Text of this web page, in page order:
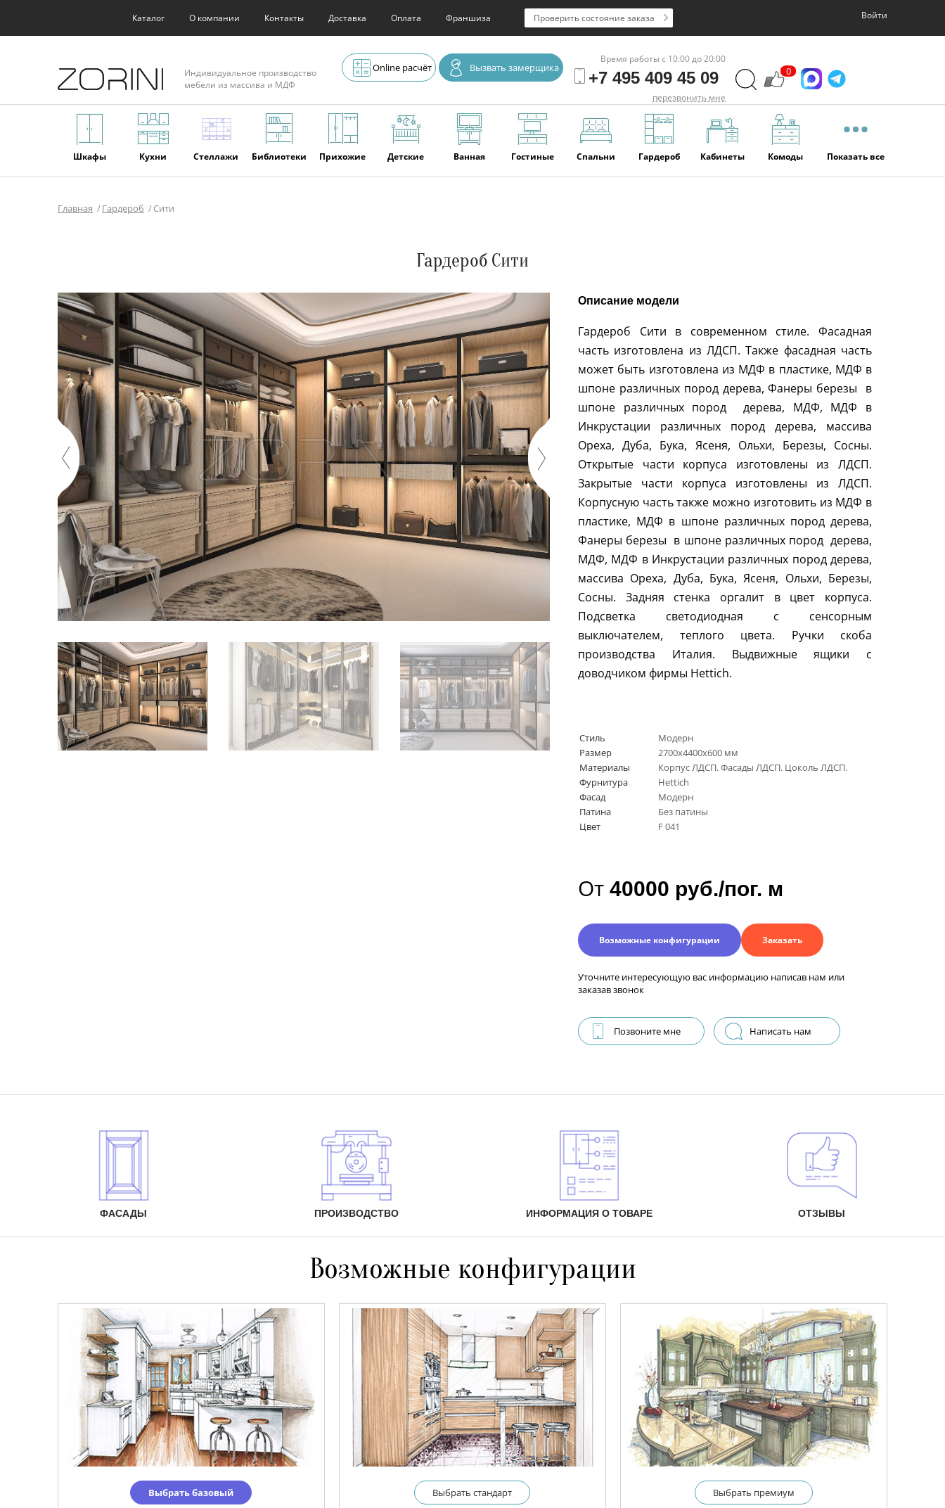
Каталог О компании Контакты Доставка Оплата Франшиза Войти
Проверить состояние заказа
Индивидуальное производство
мебели из массива и МДФ
Online расчёт Вызвать замерщика
Время работы с 10:00 до 20:00
+7 495 409 45 09
перезвонить мне
0
Шкафы Кухни Стеллажи Библиотеки Прихожие Детские Ванная Гостиные Спальни Гардероб Кабинеты Комоды Показать все
Главная Гардероб Сити
Гардероб Сити
Описание модели
Гардероб Сити в современном стиле. Фасадная
часть изготовлена из ЛДСП. Также фасадная часть
может быть изготовлена из МДФ в пластике, МДФ в
шпоне различных пород дерева, Фанеры березы
в
шпоне различных пород
дерева, МДФ, МДФ в
Инкрустации различных пород дерева, массива
Ореха, Дуба, Бука, Ясеня, Ольхи, Березы, Сосны.
Открытые части корпуса изготовлены из ЛДСП.
Закрытые части корпуса изготовлены из ЛДСП.
Корпусную часть также можно изготовить из МДФ в
пластике, МДФ в шпоне различных пород дерева,
Фанеры березы в шпоне различных пород дерева,
МДФ, МДФ в Инкрустации различных пород дерева,
массива Ореха, Дуба, Бука, Ясеня, Ольхи, Березы,
Сосны. Задняя стенка оргалит в цвет корпуса.
Подсветка светодиодная с сенсорным
выключателем, теплого цвета. Ручки скоба
производства Италия. Выдвижные ящики с
доводчиком фирмы Hettich.
Стиль
Модерн
Размер
2700х4400х600 мм
Материалы
Корпус ЛДСП. Фасады ЛДСП. Цоколь ЛДСП.
Фурнитура
Hettich
Фасад
Модерн
Патина
Без патины
Цвет
F 041
От 40000 руб./пог. м
Возможные конфигурации Заказать
Уточните интересующую вас информацию написав нам или
заказав звонок
Позвоните мне Написать нам
ФАСАДЫ ПРОИЗВОДСТВО ИНФОРМАЦИЯ О ТОВАРЕ ОТЗЫВЫ
Возможные конфигурации
Выбрать базовый Выбрать cтандарт Выбрать премиум